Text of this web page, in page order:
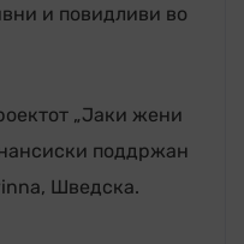
и повидливи во
„Јаки жени
поддржан
Шведска.